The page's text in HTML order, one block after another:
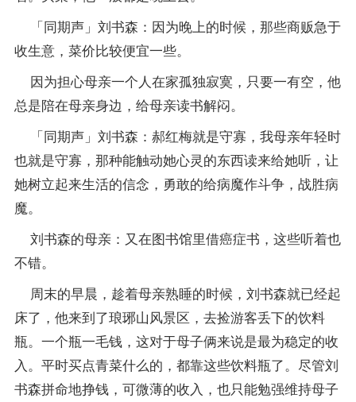
「同期声」刘书森：因为晚上的时候，那些商贩急于
收生意，菜价比较便宜一些。
因为担心母亲一个人在家孤独寂寞，只要一有空，他
总是陪在母亲身边，给母亲读书解闷。
「同期声」刘书森：郝红梅就是守寡，我母亲年轻时
也就是守寡，那种能触动她心灵的东西读来给她听，让
她树立起来生活的信念，勇敢的给病魔作斗争，战胜病
魔。
刘书森的母亲：又在图书馆里借癌症书，这些听着也
不错。
周末的早晨，趁着母亲熟睡的时候，刘书森就已经起
床了，他来到了琅琊山风景区，去捡游客丢下的饮料
瓶。一个瓶一毛钱，这对于母子俩来说是最为稳定的收
入。平时买点青菜什么的，都靠这些饮料瓶了。尽管刘
书森拼命地挣钱，可微薄的收入，也只能勉强维持母子